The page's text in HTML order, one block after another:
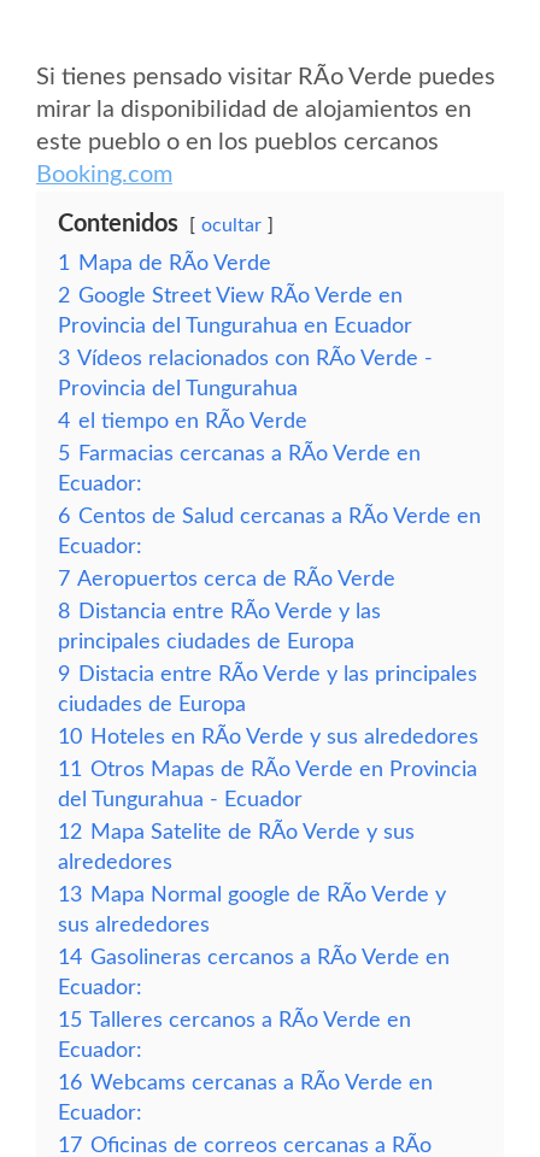
Si tienes pensado visitar RÃ­o Verde puedes
mirar la disponibilidad de alojamientos en
este pueblo o en los pueblos cercanos
Booking.com
Contenidos ocultar
1
Mapa de RÃ­o Verde
2 Google Street View RÃ­o Verde en
Provincia del Tungurahua en Ecuador
3 Vídeos relacionados con RÃ­o Verde -
Provincia del Tungurahua
4 el tiempo en RÃ­o Verde
5 Farmacias cercanas a RÃ­o Verde en
Ecuador:
6 Centos de Salud cercanas a RÃ­o Verde en
Ecuador:
7 Aeropuertos cerca de RÃ­o Verde
8 Distancia entre RÃ­o Verde y las
principales ciudades de Europa
9 Distacia entre RÃ­o Verde y las principales
ciudades de Europa
10 Hoteles en RÃ­o Verde y sus alrededores
11 Otros Mapas de RÃ­o Verde en Provincia
del Tungurahua - Ecuador
12 Mapa Satelite de RÃ­o Verde y sus
alrededores
13 Mapa Normal google de RÃ­o Verde y
sus alrededores
14 Gasolineras cercanos a RÃ­o Verde en
Ecuador:
15 Talleres cercanos a RÃ­o Verde en
Ecuador:
16 Webcams cercanas a RÃ­o Verde en
Ecuador:
17 Oficinas de correos cercanas a RÃ­o